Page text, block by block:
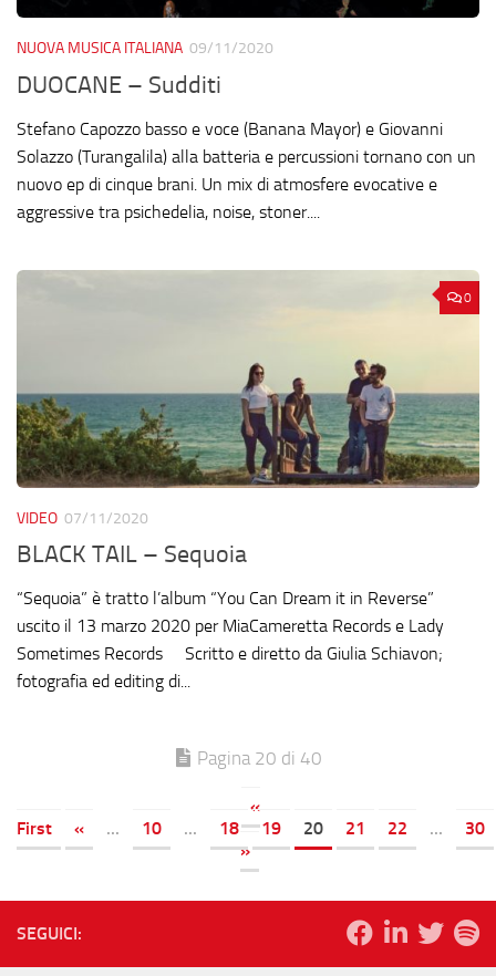
NUOVA MUSICA ITALIANA 09/11/2020
DUOCANE – Sudditi
Stefano Capozzo basso e voce (Banana Mayor) e Giovanni
Solazzo (Turangalila) alla batteria e percussioni tornano con un
nuovo ep di cinque brani. Un mix di atmosfere evocative e
aggressive tra psichedelia, noise, stoner....
0
VIDEO 07/11/2020
BLACK TAIL – Sequoia
“Sequoia” è tratto l’album “You Can Dream it in Reverse”
uscito il 13 marzo 2020 per MiaCameretta Records e Lady
Sometimes Records Scritto e diretto da Giulia Schiavon;
fotografia ed editing di...
Pagina 20 di 40
«
First
« ... 10 ... 18 19 20 21 22 ...
30
»
SEGUICI: